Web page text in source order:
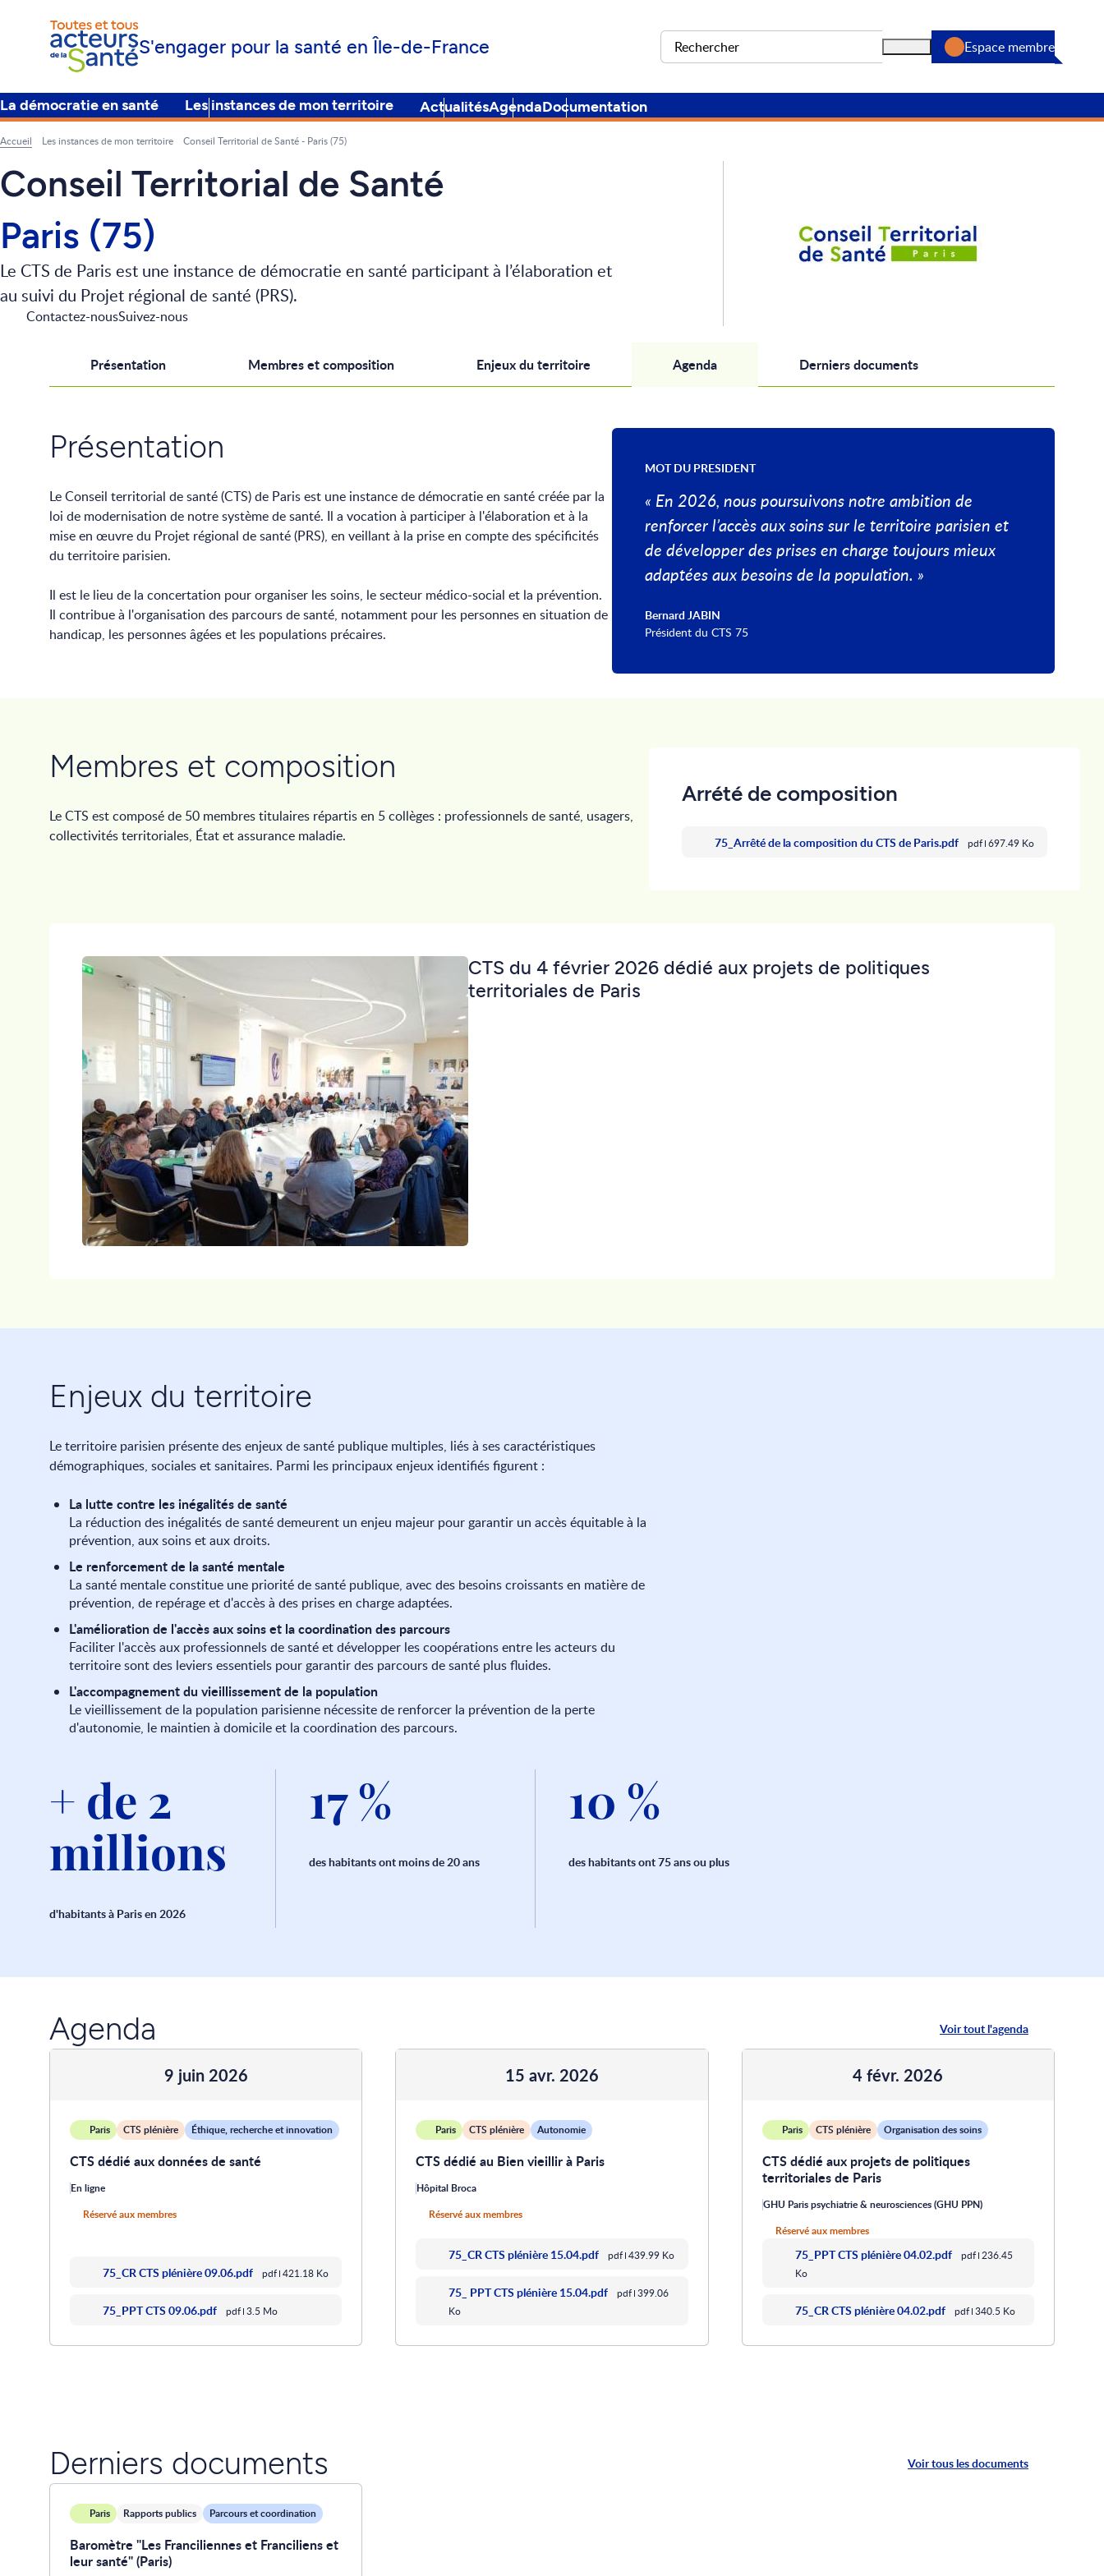
S'engager pour la santé en Île-de-France
Principal
La démocratie en santé Les instances de mon territoire ActualitésAgendaDocumentation
Rechercher
RechercherEspace membre
Fil
Accueil Les instances de mon territoire Conseil Territorial de Santé - Paris (75)
Conseil Territorial de Santé
Paris (75)
Le CTS de Paris est une instance de démocratie en santé participant à l’élaboration et
au suivi du Projet régional de santé (PRS).
Contactez-nousSuivez-nous
Présentation Membres et composition Enjeux du territoire Agenda Derniers documents
Présentation
Le Conseil territorial de santé (CTS) de Paris est une instance de démocratie en santé créée par la
loi de modernisation de notre système de santé. Il a vocation à participer à l'élaboration et à la
mise en œuvre du Projet régional de santé (PRS), en veillant à la prise en compte des spécificités
du territoire parisien.
Il est le lieu de la concertation pour organiser les soins, le secteur médico-social et la prévention.
Il contribue à l'organisation des parcours de santé, notamment pour les personnes en situation de
handicap, les personnes âgées et les populations précaires.
MOT DU PRESIDENT
« En 2026, nous poursuivons notre ambition de
renforcer l’accès aux soins sur le territoire parisien et
de développer des prises en charge toujours mieux
adaptées aux besoins de la population. »
Bernard JABIN
Président du CTS 75
Membres et composition
Le CTS est composé de 50 membres titulaires répartis en 5 collèges : professionnels de santé, usagers,
collectivités territoriales, État et assurance maladie.
Arrété de composition
75_Arrêté de la composition du CTS de Paris.pdf pdf 697.49 Ko
CTS du 4 février 2026 dédié aux projets de politiques
territoriales de Paris
Enjeux du territoire
Le territoire parisien présente des enjeux de santé publique multiples, liés à ses caractéristiques
démographiques, sociales et sanitaires. Parmi les principaux enjeux identifiés figurent :
La lutte contre les inégalités de santé
La réduction des inégalités de santé demeurent un enjeu majeur pour garantir un accès équitable à la
prévention, aux soins et aux droits.
Le renforcement de la santé mentale
La santé mentale constitue une priorité de santé publique, avec des besoins croissants en matière de
prévention, de repérage et d'accès à des prises en charge adaptées.
L'amélioration de l'accès aux soins et la coordination des parcours
Faciliter l'accès aux professionnels de santé et développer les coopérations entre les acteurs du
territoire sont des leviers essentiels pour garantir des parcours de santé plus fluides.
L'accompagnement du vieillissement de la population
Le vieillissement de la population parisienne nécessite de renforcer la prévention de la perte
d'autonomie, le maintien à domicile et la coordination des parcours.
+ de 2
millions
d'habitants à Paris en 2026
17 %
des habitants ont moins de 20 ans
10 %
des habitants ont 75 ans ou plus
Agenda Voir tout l'agenda
9 juin 2026
Paris CTS plénière Éthique, recherche et innovation
CTS dédié aux données de santé
En ligne
Réservé aux membres
75_CR CTS plénière 09.06.pdf pdf 421.18 Ko
75_PPT CTS 09.06.pdf pdf 3.5 Mo
15 avr. 2026
Paris CTS plénière Autonomie
CTS dédié au Bien vieillir à Paris
Hôpital Broca
Réservé aux membres
75_CR CTS plénière 15.04.pdf pdf 439.99 Ko
75_ PPT CTS plénière 15.04.pdf pdf 399.06
Ko
4 févr. 2026
Paris CTS plénière Organisation des soins
CTS dédié aux projets de politiques
territoriales de Paris
GHU Paris psychiatrie & neurosciences (GHU PPN)
Réservé aux membres
75_PPT CTS plénière 04.02.pdf pdf 236.45
Ko
75_CR CTS plénière 04.02.pdf pdf 340.5 Ko
Derniers documents Voir tous les documents
Paris Rapports publics Parcours et coordination
Baromètre "Les Franciliennes et Franciliens et
leur santé" (Paris)